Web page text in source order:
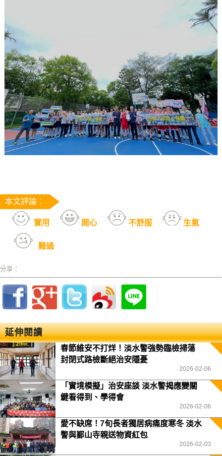
本文評論：
實用 開心 不舒服 生氣
難過
分享：
延伸閱讀
春節維安不打烊！淡水警強勢臨檢掃蕩
封閉式路檢斷絕治安隱憂
2026-02-06
「實境模擬」治安座談 淡水警揭應變關
鍵看得到、學得會
2026-02-06
愛不缺席！7旬長者獨居病痛度寒冬 淡水
警與鄞山寺親送物資紅包
2026-02-03